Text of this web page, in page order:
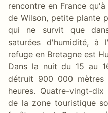
rencontre en France
de Wilson, petite plante
qui ne survit que
saturées d'humidité, à
refuge en Bretagne est
Dans la nuit du 15 au
détruit 900 000 mètres
heures. Quatre-vingt-
de la zone touristique